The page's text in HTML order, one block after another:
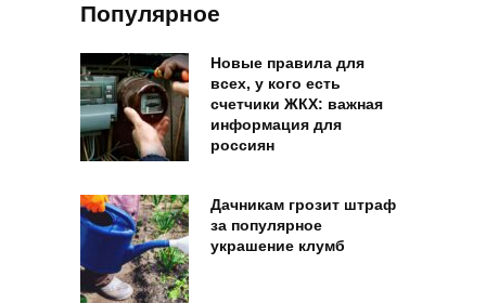
Популярное
Новые правила для
всех, у кого есть
счетчики ЖКХ: важная
информация для
россиян
Дачникам грозит штраф
за популярное
украшение клумб